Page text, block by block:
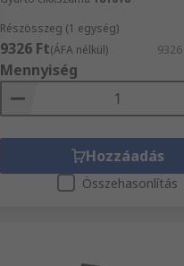
Részösszeg (1 egység)
9326 Ft(ÁFA nélkül)
Mennyiség
Hozzáadás
Összehasonlítás